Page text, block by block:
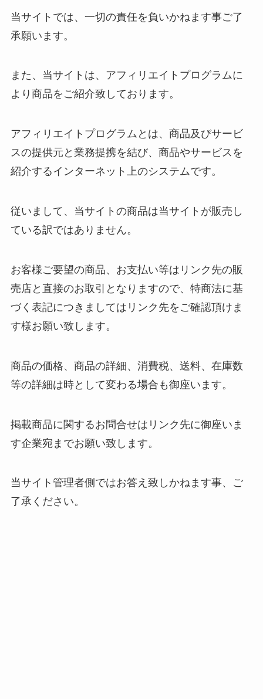
当サイトでは、一切の責任を負いかねます事ご了
承願います。
また、当サイトは、アフィリエイトプログラムに
より商品をご紹介致しております。
アフィリエイトプログラムとは、商品及びサービ
スの提供元と業務提携を結び、商品やサービスを
紹介するインターネット上のシステムです。
従いまして、当サイトの商品は当サイトが販売し
ている訳ではありません。
お客様ご要望の商品、お支払い等はリンク先の販
売店と直接のお取引となりますので、特商法に基
づく表記につきましてはリンク先をご確認頂けま
す様お願い致します。
商品の価格、商品の詳細、消費税、送料、在庫数
等の詳細は時として変わる場合も御座います。
掲載商品に関するお問合せはリンク先に御座いま
す企業宛までお願い致します。
当サイト管理者側ではお答え致しかねます事、ご
了承ください。